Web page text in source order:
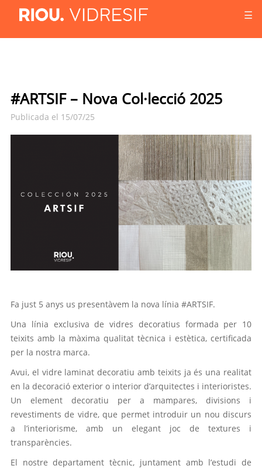
☰
#ARTSIF – Nova Col·lecció 2025
Publicada el 15/07/25
Fa just 5 anys us presentàvem la nova línia #ARTSIF.
Una línia exclusiva de vidres decoratius formada per 10
teixits amb la màxima qualitat tècnica i estètica, certificada
per la nostra marca.
Avui, el vidre laminat decoratiu amb teixits ja és una realitat
en la decoració exterior o interior d’arquitectes i interioristes.
Un element decoratiu per a mampares, divisions i
revestiments de vidre, que permet introduir un nou discurs
a l’interiorisme, amb un elegant joc de textures i
transparències.
El nostre departament tècnic, juntament amb l’estudi de